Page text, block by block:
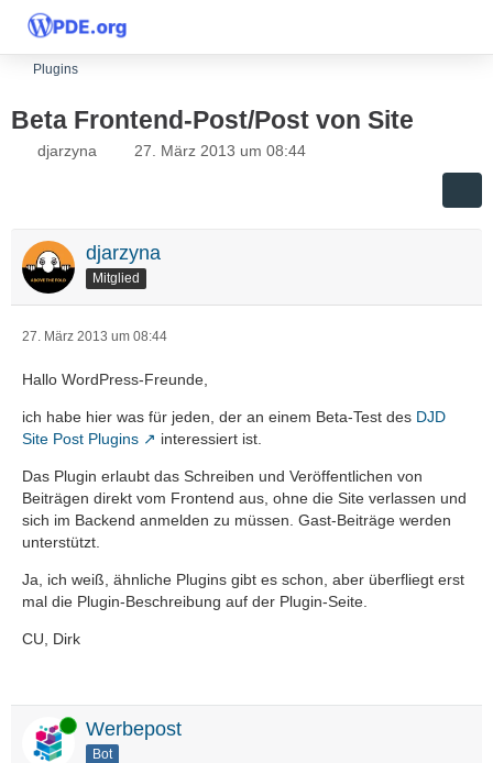
Plugins
Beta Frontend-Post/Post von Site
djarzyna 27. März 2013 um 08:44
djarzyna
Mitglied
27. März 2013 um 08:44
Hallo WordPress-Freunde,
ich habe hier was für jeden, der an einem Beta-Test des DJD
Site Post Plugins
interessiert ist.
Das Plugin erlaubt das Schreiben und Veröffentlichen von
Beiträgen direkt vom Frontend aus, ohne die Site verlassen und
sich im Backend anmelden zu müssen. Gast-Beiträge werden
unterstützt.
Ja, ich weiß, ähnliche Plugins gibt es schon, aber überfliegt erst
mal die Plugin-Beschreibung auf der Plugin-Seite.
CU, Dirk
Online Werbepost
Bot